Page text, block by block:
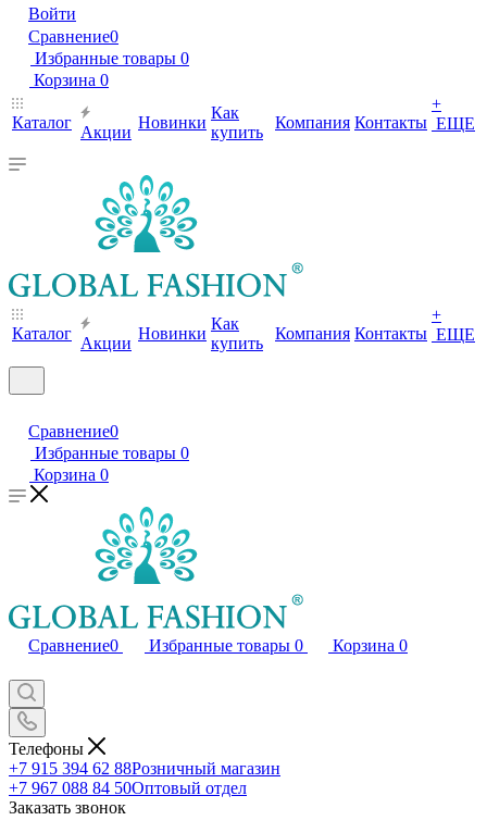
Войти
Сравнение0
Избранные товары 0
Корзина 0
Каталог
Акции
Новинки
Как
купить
Компания Контакты
+
ЕЩЕ
Каталог
Акции
Новинки
Как
купить
Компания Контакты
+
ЕЩЕ
Сравнение0
Избранные товары 0
Корзина 0
Сравнение0 Избранные товары 0 Корзина 0
Телефоны
+7 915 394 62 88Розничный магазин
+7 967 088 84 50Оптовый отдел
Заказать звонок